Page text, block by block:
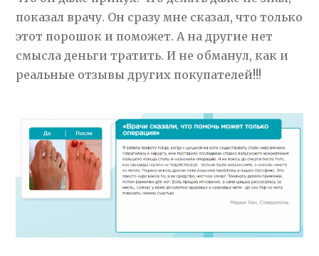
показал врачу. Он сразу мне сказал, что только
этот порошок и поможет. А на другие нет
смысла деньги тратить. И не обманул, как и
реальные отзывы других покупателей!!!